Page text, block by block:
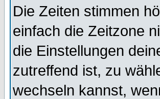
Die Zeiten stimmen
einfach die Zeitzone
die Einstellungen
zutreffend ist, zu
wechseln kannst,